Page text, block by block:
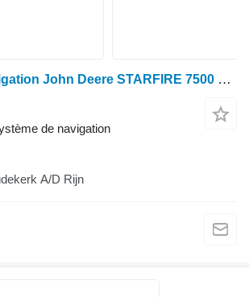
Système de navigation John Deere STARFIRE 7500 pour tracteur à roues
de navigation
A/D Rijn